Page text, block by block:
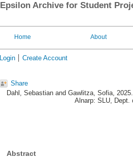
Epsilon Archive for Student
Home About
Login Create Account
Share
Dahl, Sebastian and Gawlitza, Sofia, 2025.
Alnarp: SLU, Dept.
Abstract